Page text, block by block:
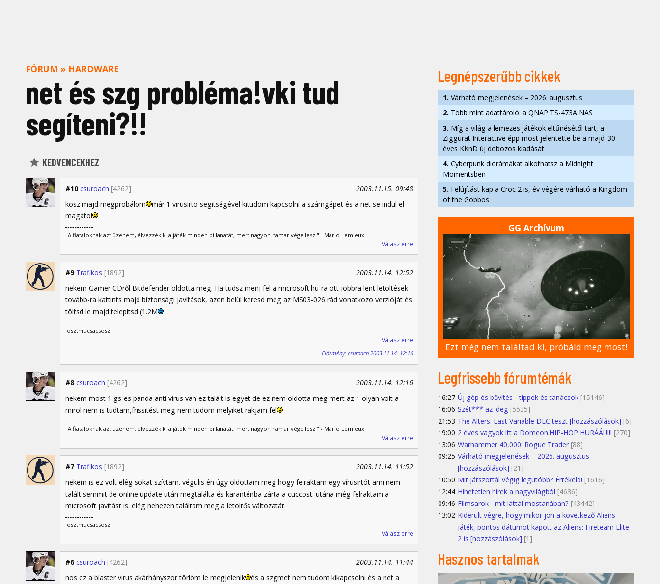
FÓRUM » HARDWARE
net és szg probléma!vki tud
segíteni?!!
KEDVENCEKHEZ
#10 csuroach [4262]
2003.11.15. 09:48
kösz majd megprobálom
már 1 virusirto segitségével kitudom kapcsolni a számgépet és a net se indul el
magátol
"A fiataloknak azt üzenem, élvezzék ki a játék minden pillanatát, mert nagyon hamar vége lesz." - Mario Lemieux
Válasz erre
#9 Trafikos [1892]
2003.11.14. 12:52
nekem Gamer CDről Bitdefender oldotta meg. Ha tudsz menj fel a microsoft.hu-ra ott jobbra lent letöltések
tovább-ra kattints majd biztonsági javítások, azon belül keresd meg az MS03-026 rád vonatkozo verzióját és
töltsd le majd telepítsd (1.2M
losztmucsacsosz
Válasz erre
Előzmény: csuroach 2003.11.14. 12:16
#8 csuroach [4262]
2003.11.14. 12:16
nekem most 1 gs-es panda anti virus van ez talált is egyet de ez nem oldotta meg mert az 1 olyan volt a
miröl nem is tudtam,frissitést meg nem tudom melyiket rakjam fel
"A fiataloknak azt üzenem, élvezzék ki a játék minden pillanatát, mert nagyon hamar vége lesz." - Mario Lemieux
Válasz erre
#7 Trafikos [1892]
2003.11.14. 11:52
nekem is ez volt elég sokat szívtam. végülis én úgy oldottam meg hogy felraktam egy vírusirtót ami nem
talált semmit de online update után megtalálta és karanténba zárta a cuccost. utána még felraktam a
microsoft javítást is. elég nehezen találtam meg a letöltős változatát.
losztmucsacsosz
Válasz erre
#6 csuroach [4262]
2003.11.14. 11:44
nos ez a blaster virus akárhányszor törlöm le megjelenik
és a szgmet nem tudom kikapcsolni és a net a
Legnépszerűbb cikkek
1. Várható megjelenések – 2026. augusztus
2. Több mint adattároló: a QNAP TS-473A NAS
3. Míg a világ a lemezes játékok eltűnésétől tart, a
Ziggurat Interactive épp most jelentette be a majd’ 30
éves KKnD új dobozos kiadását
4. Cyberpunk diorámákat alkothatsz a Midnight
Momentsben
5. Felújítást kap a Croc 2 is, év végére várható a Kingdom
of the Gobbos
GG Archívum
Ezt még nem találtad ki, próbáld meg most!
Legfrissebb fórumtémák
16:27 Új gép és bővítés - tippek és tanácsok [15146]
16:06 Szét*** az ideg [5535]
21:53 The Alters: Last Variable DLC teszt [hozzászólások] [6]
19:00 2 éves vagyok itt a Domeon.HIP-HOP HURÁÁ!!!!!! [270]
13:06 Warhammer 40,000: Rogue Trader [88]
09:25 Várható megjelenések – 2026. augusztus
[hozzászólások] [21]
10:50 Mit játszottál végig legutóbb? Értékeld! [1616]
12:44 Hihetetlen hírek a nagyvilágból [4636]
09:46 Filmsarok - mit láttál mostanában? [43442]
13:02 Kiderült végre, hogy mikor jön a következő Aliens-
játék, pontos dátumot kapott az Aliens: Fireteam Elite
2 is [hozzászólások] [1]
Hasznos tartalmak